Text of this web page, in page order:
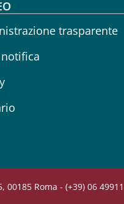
menu
trasparente
Roma - (+39) 06